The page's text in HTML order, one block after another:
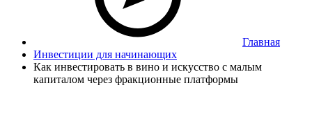
Главная
Инвестиции для начинающих
Как инвестировать в вино и искусство с малым
капиталом через фракционные платформы